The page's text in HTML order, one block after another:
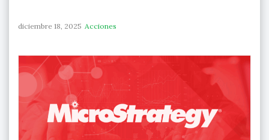
diciembre 18, 2025 Acciones